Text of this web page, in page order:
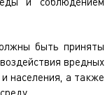
быть приняты
вредных
населения, а также